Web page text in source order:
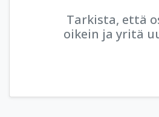
Tarkista, että
oikein ja yritä